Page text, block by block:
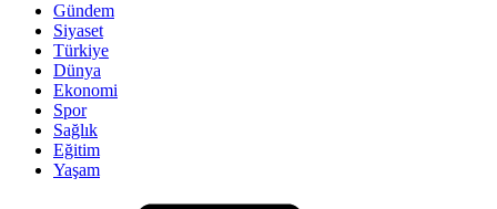
Gündem
Siyaset
Türkiye
Dünya
Ekonomi
Spor
Sağlık
Eğitim
Yaşam